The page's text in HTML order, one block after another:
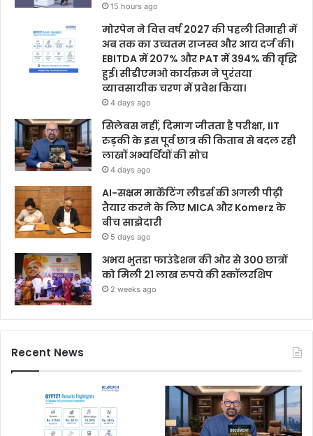
15 hours ago
मोरपेन ने वित्त वर्ष 2027 की पहली तिमाही में
अब तक का उच्चतम राजस्व और आय दर्ज की।
EBITDA में 207% और PAT में 394% की वृद्धि
हुई। सीडीएमओ कार्यक्रम ने पुरंतया
व्यावसायीक चरण में प्रवेश किया।
4 days ago
सिलेबस नहीं, दिमाग जीतता है परीक्षा, IIT
रुड़की के इस पूर्व छात्र की किताब से बदल रही
लाखों अभ्यर्थियों की सोच
4 days ago
AI-सक्षम मार्केटिंग लीडर्स की अगली पीढ़ी
तैयार करने के लिए MICA और Komerz के
बीच साझेदारी
5 days ago
अभय भुतडा फाउंडेशन की ओर से 300 छात्रों
को मिली 21 लाख रुपये की स्कॉलरशिप
2 weeks ago
Recent News